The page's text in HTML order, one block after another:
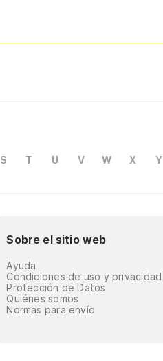
S T U V W X Y
Sobre el sitio web
Ayuda
Condiciones de uso y privacidad
Protección de Datos
Quiénes somos
Normas para envío